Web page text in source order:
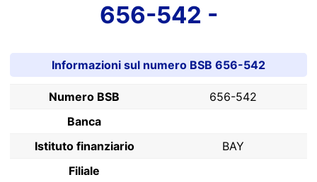
656-542 -
Informazioni sul numero BSB 656-542
Numero BSB
656-542
Banca
Istituto finanziario
BAY
Filiale